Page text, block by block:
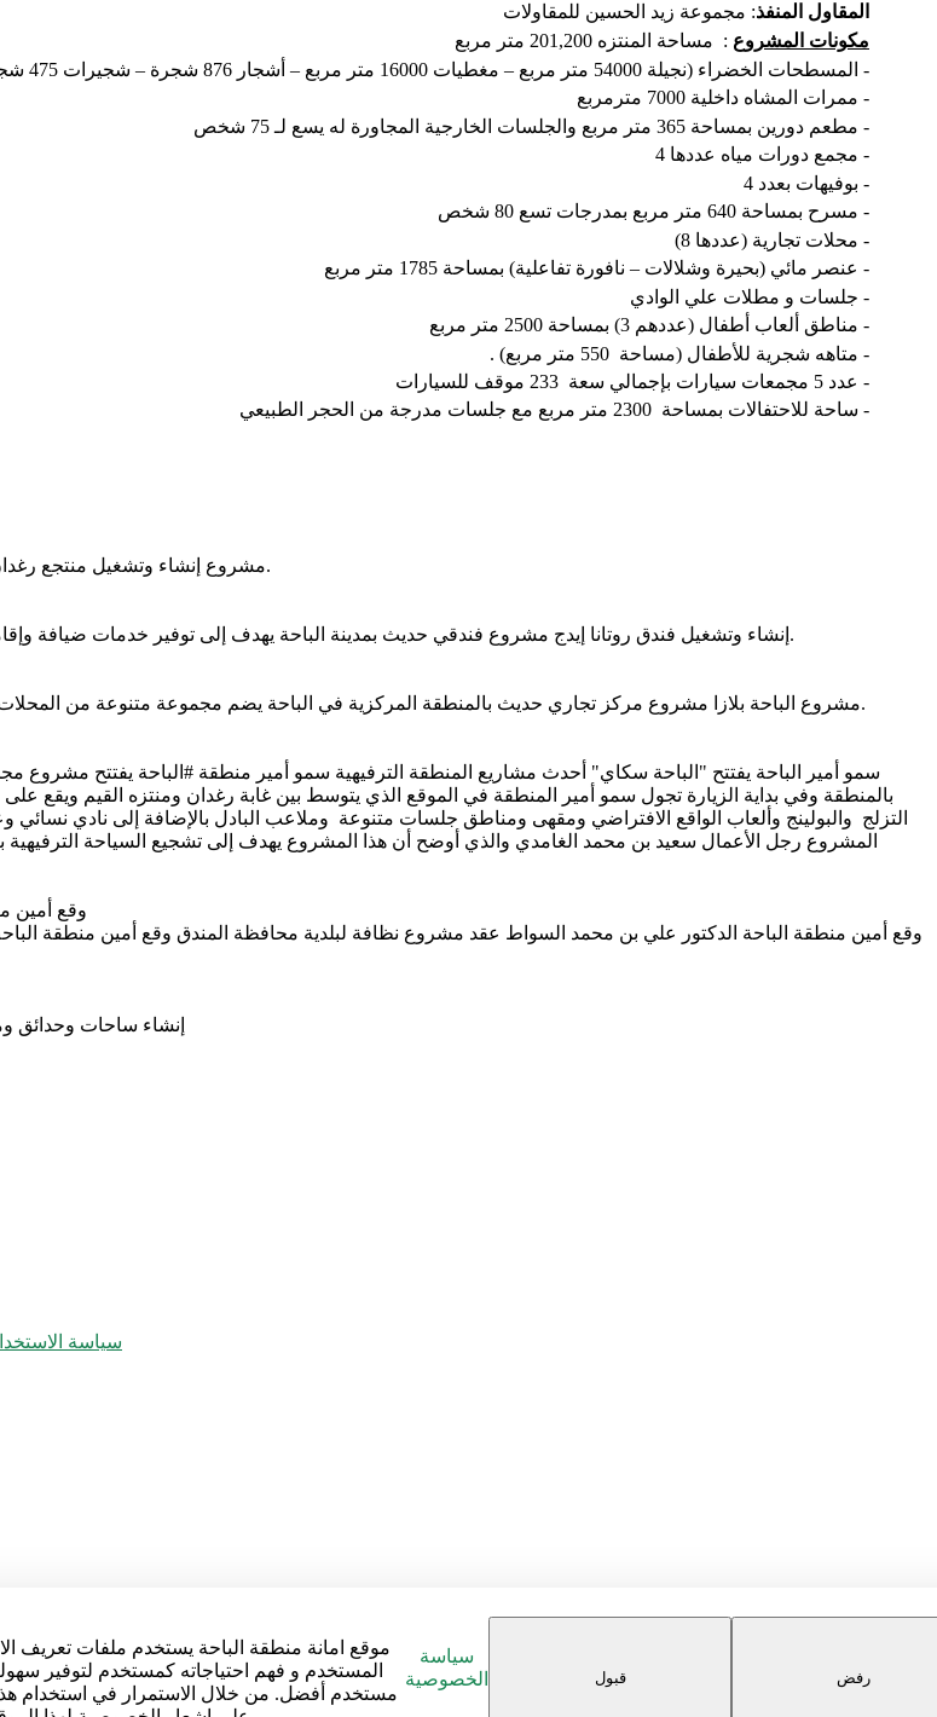
المقاول المنفذ: مجموعة زيد الحسين للمقاولات
مكونات المشروع : مساحة المنتزه 201,200 متر مربع
- المسطحات الخضراء (نجيلة
- ممرات المشاه داخلية 7000 مترمربع
- مطعم دورين بمساحة 365 متر مربع والجلسات الخارجية المجاورة له يسع لـ 75 شخص
- مجمع دورات مياه عددها 4
- بوفيهات بعدد 4
- مسرح بمساحة 640 متر مربع بمدرجات تسع 80 شخص
- محلات تجارية (عددها 8)
- عنصر مائي (بحيرة وشلالات – نافورة تفاعلية) بمساحة 1785 متر مربع
- جلسات و مطلات علي الوادي
- مناطق ألعاب أطفال (عددهم 3) بمساحة 2500 متر مربع
- متاهه شجرية للأطفال (مساحة 550 متر مربع) .
- عدد 5 مجمعات سيارات بإجمالي سعة 233 موقف للسيارات
- ساحة للاحتفالات بمساحة 2300 متر مربع مع جلسات مدرجة من الحجر الطبيعي
مشروع إنشاء وتشغيل منتجعمشروع فندقي يشمل 120مفتاحاً فندقياً وقاعة متعددة الاستخدامات ومطعماً.
إنشاء وتشغيل فندق روتانا إيدج مشروع فندقي حديث بمدينة الباحة يهدف إلى توفير خدمات ضيافة وإقامة عالية الجودة، بما يسهم في تعزيز الجاذبية السياحية ودعم التنمية الاقتصادية بالمنطقة.
مشروع الباحة بلازامشروع مركز تجاري حديث بالمنطقة المركزية في الباحة يضم مجموعة متنوعة من المحلات التجارية والكافيهات، ويهدف إلى تعزيز النشاط التجاري وتحسين تجربة التسوق والترفيه.
سمو أمير الباحة يفتتح "الباحة سكاي" أحدث مشاريع المنطقة الترفيهية
سمو أمير منطقة
التزلج والبولينج وألعاب الواقع الافتراضي ومقهى ومناطق جلسات متنوعة وملاعب البادل بالإضافة إلى نادي
المشروع رجل الأعمال سعيد بن محمد الغامدي والذي أوضح أن هذا المشروع يهدف إلى تشجيع السياحة الترفيهية
وقع أمين منطقة الباحة الدكتور علي بن محمد السواط عقد مشروع نظافة لبلدية محافظة المندق وقع أمين منطقة
إنشاء ساحات وحدائق
موقع امانة منطقة الباحة يستخدم ملفات تعريف
المستخدم و فهم احتياجاته كمستخدم لتوفير
مستخدم أفضل. من خلال الاستمرار في استخدام
سياسة
الخصوصية
قبول رفض
سياسة